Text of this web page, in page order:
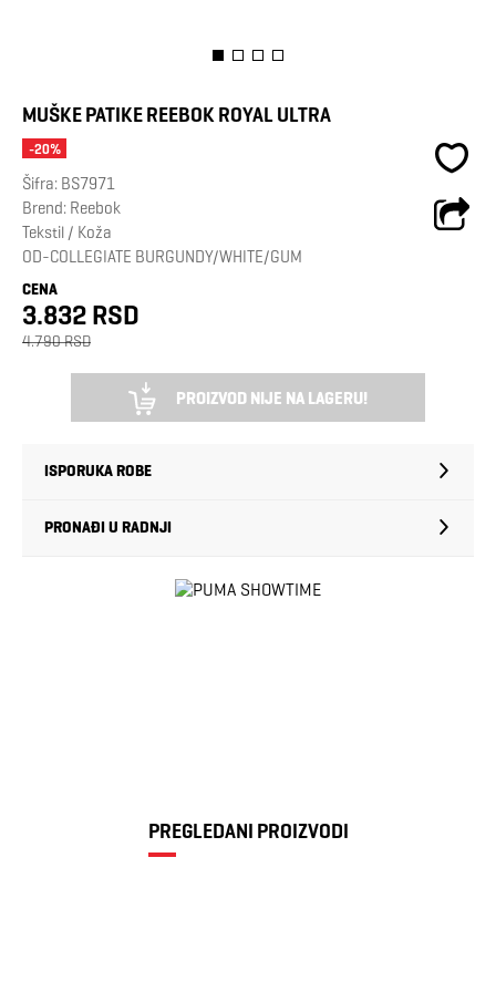
MUŠKE PATIKE REEBOK ROYAL ULTRA
-20%
Šifra: BS7971
Brend: Reebok
Tekstil / Koža
OD-COLLEGIATE BURGUNDY/WHITE/GUM
CENA
3.832 RSD
4.790 RSD
PROIZVOD NIJE NA LAGERU!
ISPORUKA ROBE
PRONAĐI U RADNJI
PREGLEDANI PROIZVODI